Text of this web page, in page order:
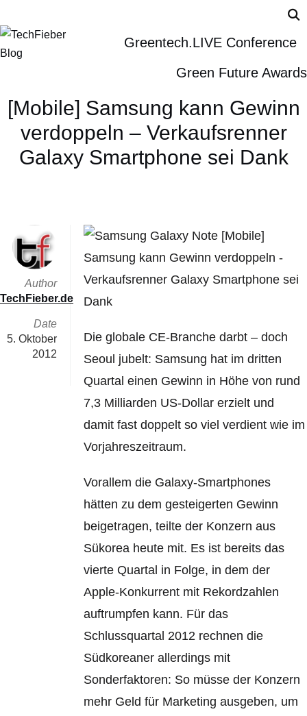
Greentech.LIVE Conference
Green Future Awards
[Mobile] Samsung kann Gewinn
verdoppeln – Verkaufsrenner
Galaxy Smartphone sei Dank
Die globale CE-Branche darbt – doch
Seoul jubelt: Samsung hat im dritten
Quartal einen Gewinn in Höhe von rund
7,3 Milliarden US-Dollar erzielt und
damit fast doppelt so viel verdient wie im
Vorjahreszeitraum.
Vorallem die Galaxy-Smartphones
hätten zu dem gesteigerten Gewinn
beigetragen, teilte der Konzern aus
Sükorea heute mit. Es ist bereits das
vierte Quartal in Folge, in dem der
Apple-Konkurrent mit Rekordzahlen
auftrumpfen kann. Für das
Schlussquartal 2012 rechnen die
Südkoreaner allerdings mit
Sonderfaktoren: So müsse der Konzern
mehr Geld für Marketing ausgeben, um
Author
TechFieber.de
Date
5. Oktober
2012